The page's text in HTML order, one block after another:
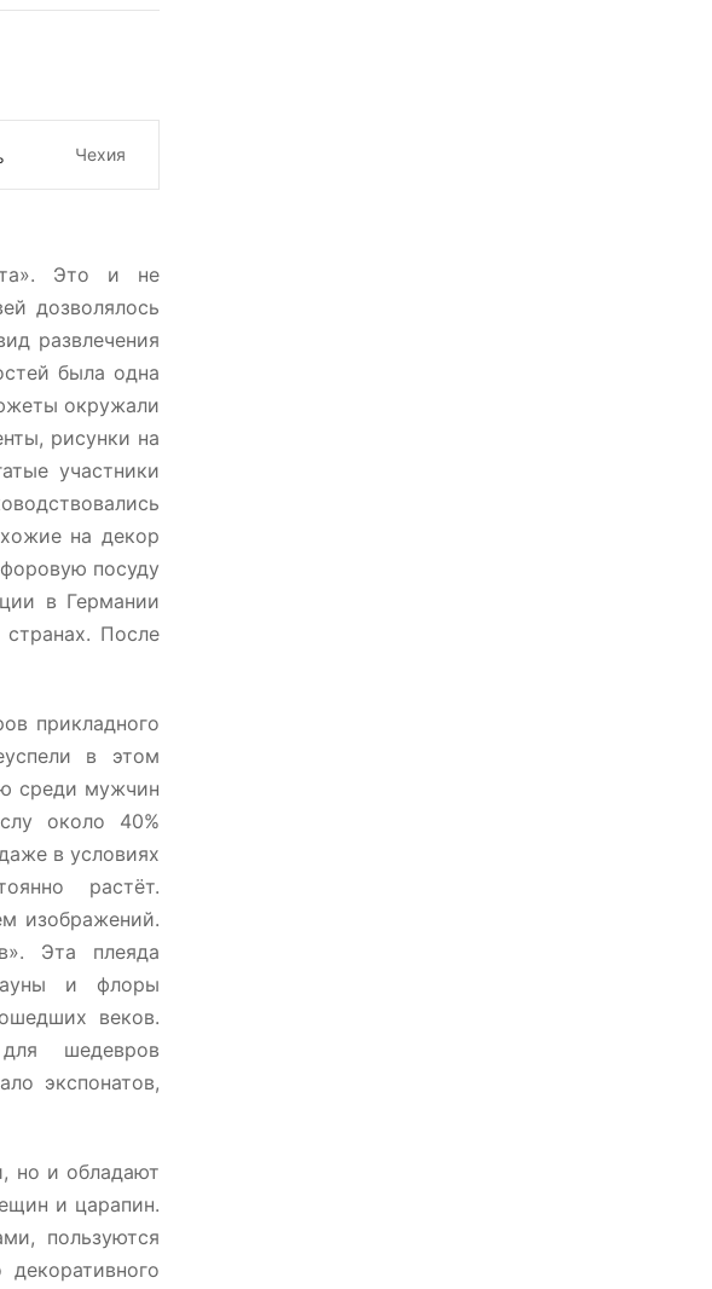
Чехия
Это и не
дозволялось
развлечения
была одна
окружали
рисунки на
участники
на декор
посуду
в Германии
После
прикладного
в этом
среди мужчин
около 40%
в условиях
растёт.
изображений.
Эта плеяда
и флоры
веков.
шедевров
экспонатов,
но и обладают
и царапин.
пользуются